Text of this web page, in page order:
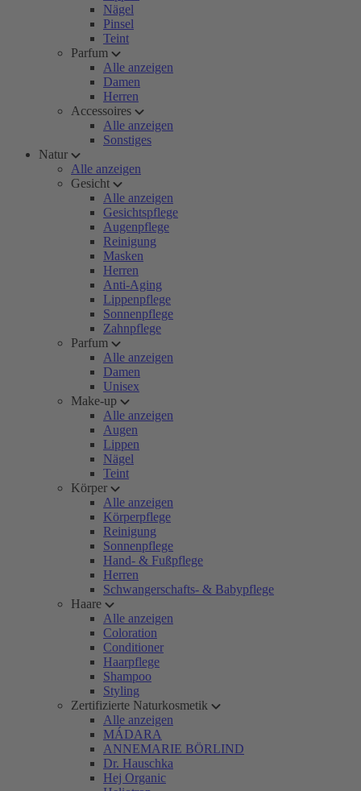
Nägel
Pinsel
Teint
Parfum
Alle anzeigen
Damen
Herren
Accessoires
Alle anzeigen
Sonstiges
Natur
Alle anzeigen
Gesicht
Alle anzeigen
Gesichtspflege
Augenpflege
Reinigung
Masken
Herren
Anti-Aging
Lippenpflege
Sonnenpflege
Zahnpflege
Parfum
Alle anzeigen
Damen
Unisex
Make-up
Alle anzeigen
Augen
Lippen
Nägel
Teint
Körper
Alle anzeigen
Körperpflege
Reinigung
Sonnenpflege
Hand- & Fußpflege
Herren
Schwangerschafts- & Babypflege
Haare
Alle anzeigen
Coloration
Conditioner
Haarpflege
Shampoo
Styling
Zertifizierte Naturkosmetik
Alle anzeigen
MÁDARA
ANNEMARIE BÖRLIND
Dr. Hauschka
Hej Organic